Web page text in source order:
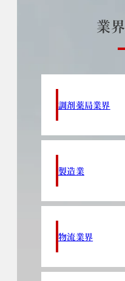
業界
調剤薬局業界
製造業
物流業界